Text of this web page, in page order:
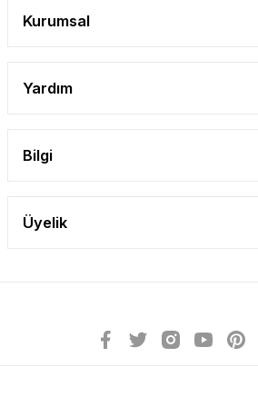
Kurumsal
Yardım
Bilgi
Üyelik